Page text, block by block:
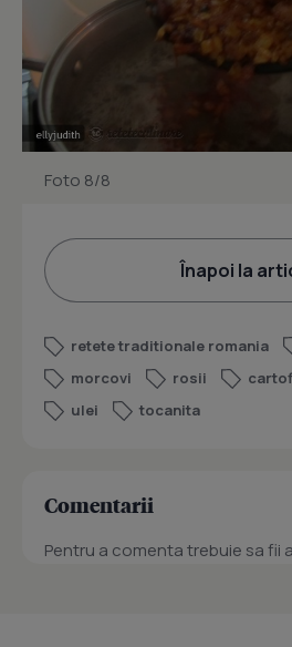
Foto 8/8
Înapoi la
retete traditionale romania
morcovi
rosii
ulei
tocanita
Comentarii
Pentru a comenta trebuie sa fii